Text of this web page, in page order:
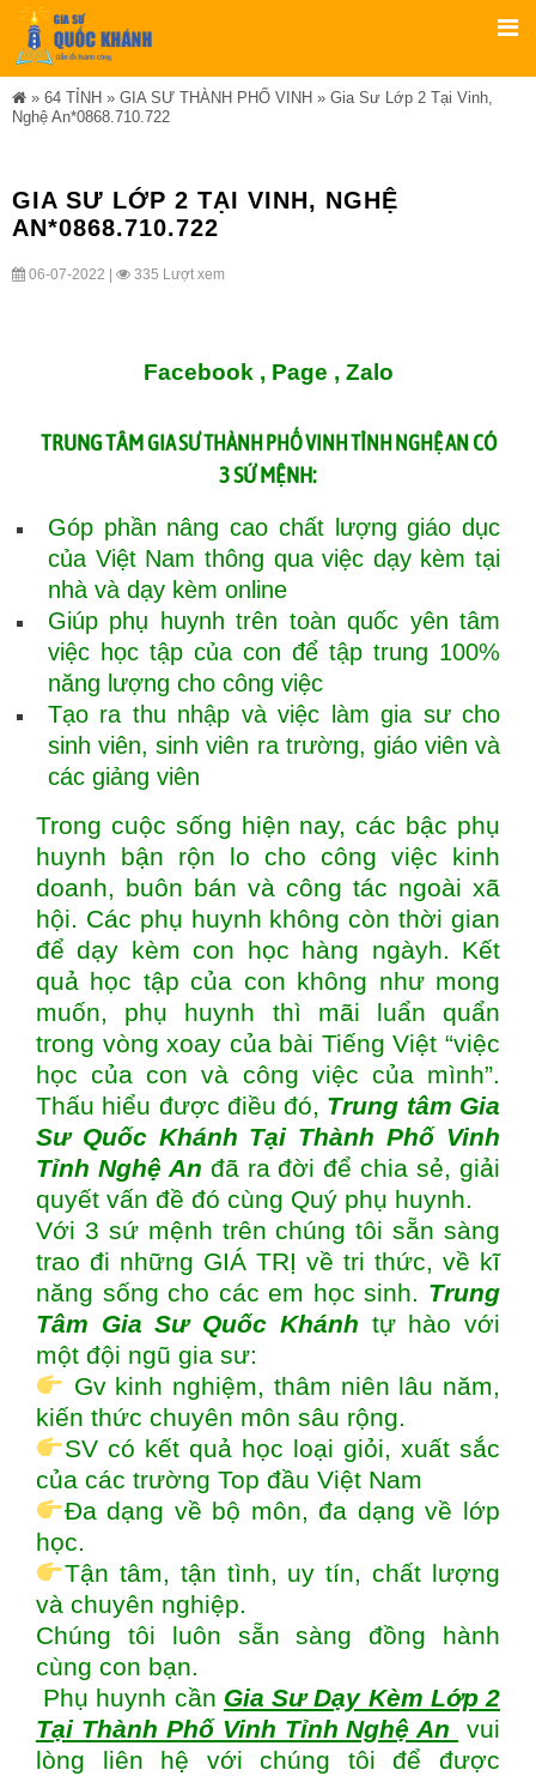
» 64 TỈNH » GIA SƯ THÀNH PHỐ VINH » Gia Sư Lớp 2 Tại Vinh,
Nghệ An*0868.710.722
GIA SƯ LỚP 2 TẠI VINH, NGHỆ
AN*0868.710.722
06-07-2022 | 335 Lượt xem
Facebook , Page , Zalo
TRUNG TÂMGIA SƯ THÀNH PHỐ VINH TỈNH NGHỆ AN CÓ
3 SỨ MỆNH:
Góp phần nâng cao chất lượng giáo dục
của Việt Nam thông qua việc dạy kèm tại
nhà và dạy kèm online
Giúp phụ huynh trên toàn quốc yên tâm
việc học tập của con để tập trung 100%
năng lượng cho công việc
Tạo ra thu nhập và việc làm gia sư cho
sinh viên, sinh viên ra trường, giáo viên và
các giảng viên
Trong cuộc sống hiện nay, các bậc phụ
huynh bận rộn lo cho công việc kinh
doanh, buôn bán và công tác ngoài xã
hội. Các phụ huynh không còn thời gian
để dạy kèm con học hàng ngàyh. Kết
quả học tập của con không như mong
muốn, phụ huynh thì mãi luẩn quẩn
trong vòng xoay của bài Tiếng Việt “việc
học của con và công việc của mình”.
Thấu hiểu được điều đó, Trung tâm Gia
Sư Quốc Khánh Tại Thành Phố Vinh
Tỉnh Nghệ An đã ra đời để chia sẻ, giải
quyết vấn đề đó cùng Quý phụ huynh.
Với 3 sứ mệnh trên chúng tôi sẵn sàng
trao đi những GIÁ TRỊ về tri thức, về kĩ
năng sống cho các em học sinh. Trung
Tâm Gia Sư Quốc Khánh tự hào với
một đội ngũ gia sư:
Gv kinh nghiệm, thâm niên lâu năm,
kiến thức chuyên môn sâu rộng.
SV có kết quả học loại giỏi, xuất sắc
của các trường Top đầu Việt Nam
Đa dạng về bộ môn, đa dạng về lớp
học.
Tận tâm, tận tình, uy tín, chất lượng
và chuyên nghiệp.
Chúng tôi luôn sẵn sàng đồng hành
cùng con bạn.
Phụ huynh cần Gia Sư Dạy Kèm Lớp 2
Tại Thành Phố Vinh Tỉnh Nghệ An
vui
lòng liên hệ với chúng tôi để được